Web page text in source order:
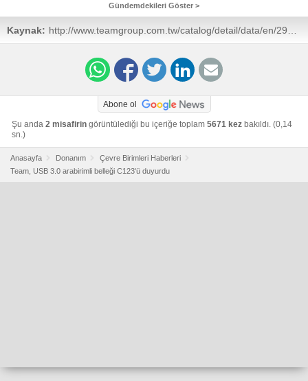
Gündemdekileri Göster >
Kaynak: http://www.teamgroup.com.tw/catalog/detail/data/en/29/634/pkshJp.html
Abone ol
Şu anda 2 misafirin görüntülediği bu içeriğe toplam 5671 kez bakıldı. (0,14
sn.)
Anasayfa Donanım
Çevre Birimleri Haberleri
Team, USB 3.0 arabirimli belleği C123'ü duyurdu